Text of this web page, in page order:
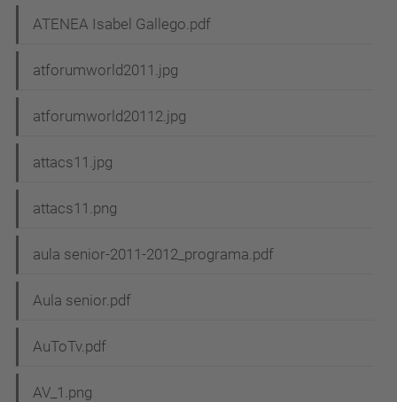
ATENEA Isabel Gallego.pdf
atforumworld2011.jpg
atforumworld20112.jpg
attacs11.jpg
attacs11.png
aula senior-2011-2012_programa.pdf
Aula senior.pdf
AuToTv.pdf
AV_1.png